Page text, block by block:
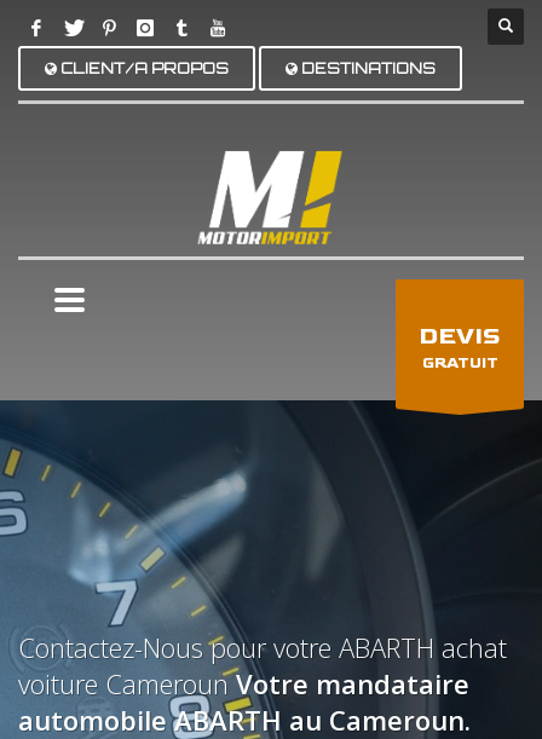
CLIENT/A PROPOS DESTINATIONS
DEVIS
GRATUIT
Contactez-Nous pour votre ABARTH achat
voiture CamerounVotre mandataire
automobile ABARTH au Cameroun.